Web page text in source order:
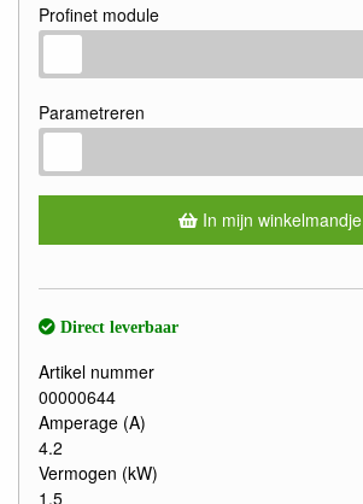
Profinet module
Parametreren
In mijn winkelmandje
Direct leverbaar
Artikel nummer
00000644
Amperage (A)
4.2
Vermogen (kW)
1.5